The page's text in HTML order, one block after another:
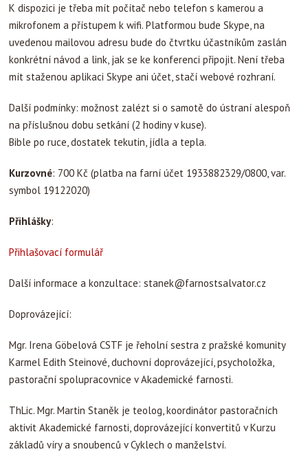
K dispozici je třeba mít počítač nebo telefon s kamerou a
mikrofonem a přístupem k wifi. Platformou bude Skype, na
uvedenou mailovou adresu bude do čtvrtku účastníkům zaslán
konkrétní návod a link, jak se ke konferenci připojit. Není třeba
mít staženou aplikaci Skype ani účet, stačí webové rozhraní.
Další podmínky: možnost zalézt si o samotě do ústraní alespoň
na příslušnou dobu setkání (2 hodiny v kuse).
Bible po ruce, dostatek tekutin, jídla a tepla.
Kurzovné: 700 Kč (platba na farní účet 1933882329/0800, var.
symbol 19122020)
Přihlášky:
Přihlašovací formulář
Další informace a konzultace: stanek@farnostsalvator.cz
Doprovázející:
Mgr. Irena Göbelová CSTF je řeholní sestra z pražské komunity
Karmel Edith Steinové, duchovní doprovázející, psycholožka,
pastorační spolupracovnice v Akademické farnosti.
ThLic. Mgr. Martin Staněk je teolog, koordinátor pastoračních
aktivit Akademické farnosti, doprovázející konvertitů v Kurzu
základů víry a snoubenců v Cyklech o manželství.